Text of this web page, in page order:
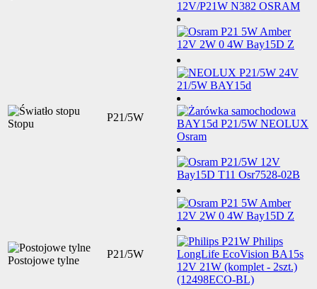
Stopu
P21/5W
Postojowe tylne
P21/5W